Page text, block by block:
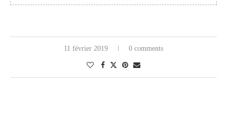
11 février 2019 0 comments